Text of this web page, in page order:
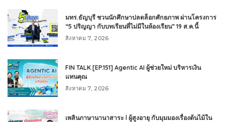
มทร.ธัญบุรี ชวนนักศึกษาปลดล็อกศักยภาพ ผ่านโครงการ
“5 ปริญญา กับบทเรียนที่ไม่มีในห้องเรียน” 19 ส.ค.นี้
สิงหาคม 7, 2026
FIN TALK [EP.151] Agentic AI ผู้ช่วยใหม่ บริหารเงิน
แทนคุณ
สิงหาคม 7, 2026
เพลินภาษานานาสาระ l ผู้สูงอายุ กับมุมมองเรื่องต้นไม้ใน